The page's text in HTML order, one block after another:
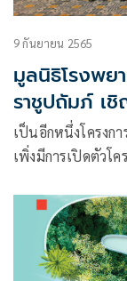
9 กันยายน 2565
มูลนิธิโรงพย
ราชูปถัมภ์ เชิญชวนร่วมโครงการประมูลกล้อง
ถ่ายภาพชุดพิ
Limited Edition พร้อมนำร
เป็นอีกหนึ่งโครงก
เพิ่งมีการเปิดตัวโค
Edition เฉลิมพร
พ.ศ.๒๕๖๒